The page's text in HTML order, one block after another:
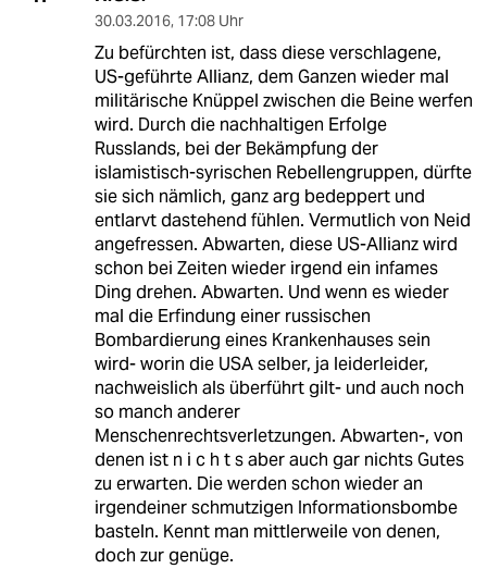
30.03.2016, 17:08 Uhr
Zu befürchten ist, dass diese verschlagene,
US-geführte Allianz, dem Ganzen wieder mal
militärische Knüppel zwischen die Beine werfen
wird. Durch die nachhaltigen Erfolge
Russlands, bei der Bekämpfung der
islamistisch-syrischen Rebellengruppen, dürfte
sie sich nämlich, ganz arg bedeppert und
entlarvt dastehend fühlen. Vermutlich von Neid
angefressen. Abwarten, diese US-Allianz wird
schon bei Zeiten wieder irgend ein infames
Ding drehen. Abwarten. Und wenn es wieder
mal die Erfindung einer russischen
Bombardierung eines Krankenhauses sein
wird- worin die USA selber, ja leiderleider,
nachweislich als überführt gilt- und auch noch
so manch anderer
Menschenrechtsverletzungen. Abwarten-, von
denen ist n i c h t s aber auch gar nichts Gutes
zu erwarten. Die werden schon wieder an
irgendeiner schmutzigen Informationsbombe
basteln. Kennt man mittlerweile von denen,
doch zur genüge.